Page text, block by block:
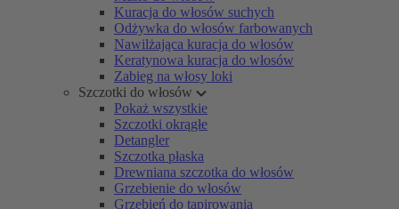
Kuracja do włosów suchych
Odżywka do włosów farbowanych
Nawilżająca kuracja do włosów
Keratynowa kuracja do włosów
Zabieg na włosy loki
Szczotki do włosów
Pokaż wszystkie
Szczotki okrągłe
Detangler
Szczotka płaska
Drewniana szczotka do włosów
Grzebienie do włosów
Grzebień do tapirowania